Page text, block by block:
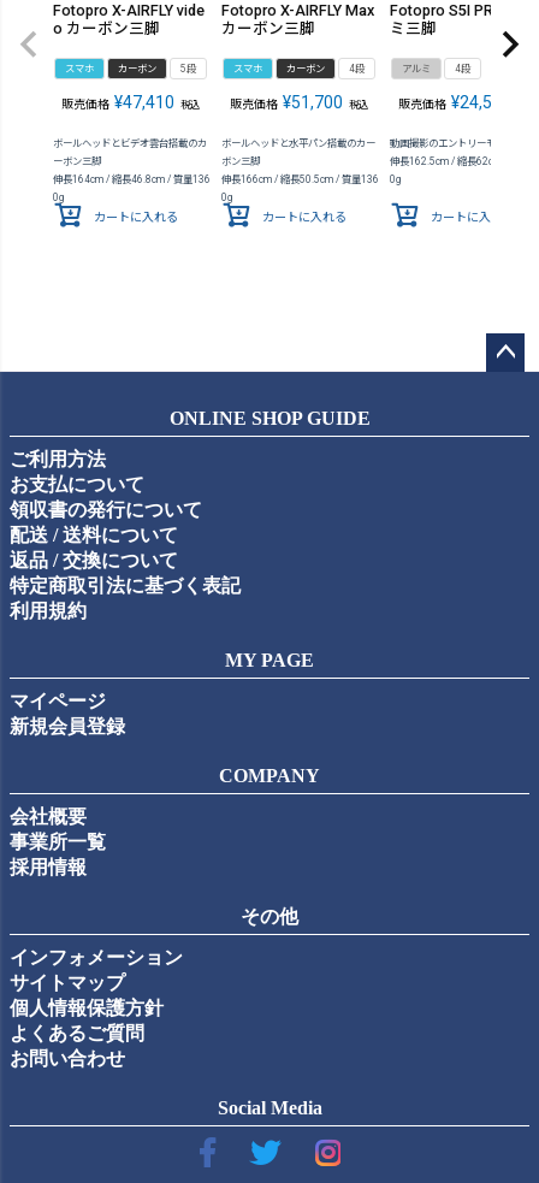
Fotopro X-AIRFLY vide
o カーボン三脚
スマホ カーボン 5段
販売価格 ¥47,410 税込
ボールヘッドとビデオ雲台搭載のカ
ーボン三脚
伸長164cm / 縮長46.8cm / 質量136
0g
カートに入れる
Fotopro X-AIRFLY Max
カーボン三脚
スマホ カーボン 4段
販売価格 ¥51,700 税込
ボールヘッドと水平パン搭載のカー
ボン三脚
伸長166cm / 縮長50.5cm / 質量136
0g
カートに入れる
Fotopro S5I PRO アル
ミ三脚
アルミ 4段
販売価格 ¥24,530
動画撮影のエントリーモデル
伸長162.5cm / 縮長62cm / 質量
0g
カートに入れる
ップ
ONLINE SHOP GUIDE
ご利用方法
お支払について
領収書の発行について
配送 / 送料について
返品 / 交換について
特定商取引法に基づく表記
利用規約
MY PAGE
マイページ
新規会員登録
COMPANY
会社概要
事業所一覧
採用情報
その他
インフォメーション
サイトマップ
個人情報保護方針
よくあるご質問
お問い合わせ
Social Media